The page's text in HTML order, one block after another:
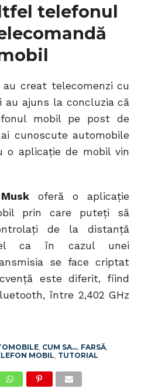
telefonul
creat telecomenzi cu
ajuns la concluzia că
mobil pe post de
cunoscute automobile
o aplicație de mobil vin
oferă o aplicație
prin care puteți să
de la distanță
ca în cazul unei
se face criptat
este diferit, fiind
între 2,402 GHz
, CUM SA..., FARSĂ,
MOBIL TUTORIAL